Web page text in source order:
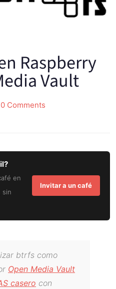
Raspberry
Vault
0 Comments
en
sin
Invitar a un café
btrfs como
Open Media Vault
casero con